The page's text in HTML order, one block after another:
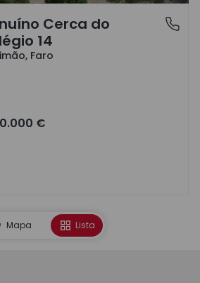
Cerca do
14
Faro
€
Mapa Lista